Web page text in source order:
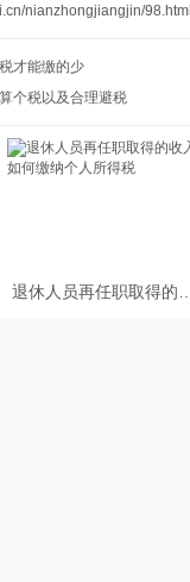
nianzhongjiangjin/98.html
才能缴的少
个税以及合理避税
退休人员再任职取得的收